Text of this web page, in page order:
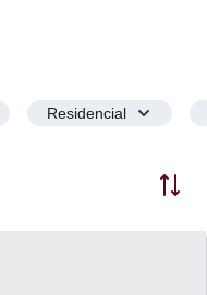
Residencial
Ordenar